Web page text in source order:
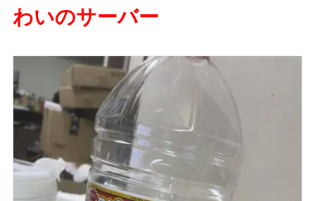
わいのサーバー